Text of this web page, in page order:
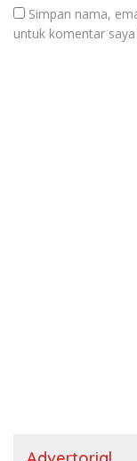
Simpan nama,
untuk komentar